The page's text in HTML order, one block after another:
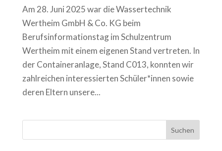
Am 28. Juni 2025 war die Wassertechnik
Wertheim GmbH & Co. KG beim
Berufsinformationstag im Schulzentrum
Wertheim mit einem eigenen Stand vertreten. In
der Containeranlage, Stand C013, konnten wir
zahlreichen interessierten Schüler*innen sowie
deren Eltern unsere...
Suchen